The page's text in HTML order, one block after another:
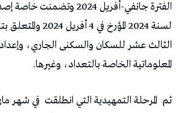
لسنة 2024 المؤرخ في
الثالث عشر للسكان والسكنى الجاري،
المعلوماتية الخاصة بالتعداد، وغيرها.
ثم المرحلة التمهيدية التي انطلقت في شهر